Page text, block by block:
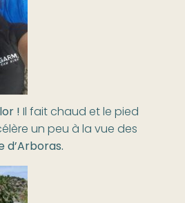
!Il fait chaud et le pied
un peu à la vue des
d’Arboras.